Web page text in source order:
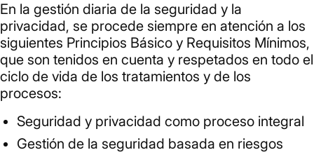
En la gestión diaria de la seguridad y la
privacidad, se procede siempre en atención a los
siguientes Principios Básico y Requisitos Mínimos,
que son tenidos en cuenta y respetados en todo el
ciclo de vida de los tratamientos y de los
procesos:
Seguridad y privacidad como proceso integral
Gestión de la seguridad basada en riesgos